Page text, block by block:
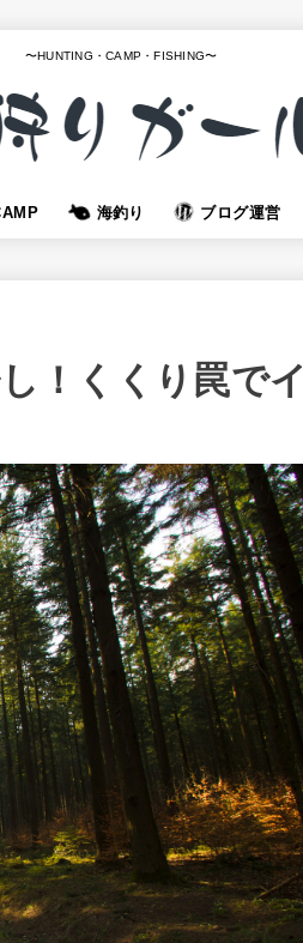
〜HUNTING・CAMP・FISHING〜
海釣り ブログ運営
！くくり罠でイ